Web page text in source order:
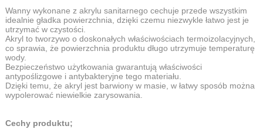
Wanny wykonane z akrylu sanitarnego cechuje przede wszystkim
idealnie gładka powierzchnia, dzięki czemu niezwykle łatwo jest je
utrzymać w czystości.
Akryl to tworzywo o doskonałych właściwościach termoizolacyjnych,
co sprawia, że powierzchnia produktu długo utrzymuje temperaturę
wody.
Bezpieczeństwo użytkowania gwarantują właściwości
antypoślizgowe i antybakteryjne tego materiału.
Dzięki temu, że akryl jest barwiony w masie, w łatwy sposób można
wypolerować niewielkie zarysowania.
Cechy produktu;